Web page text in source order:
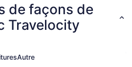
de façons de
Travelocity
Autre